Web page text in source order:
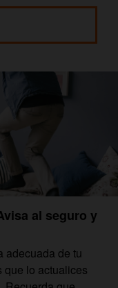
al seguro y
adecuada de tu
que lo actualices